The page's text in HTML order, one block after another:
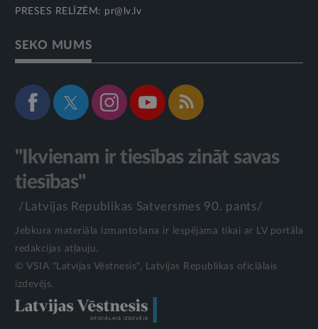
PRESES RELĪZĒM: pr@lv.lv
SEKO MUMS
"Ikvienam ir tiesības zināt savas
tiesības"
/Latvijas Republikas Satversmes 90. pants/
Jebkura materiāla izmantošana ir iespējama tikai ar LV portāla
redakcijas atļauju.
© VSIA "Latvijas Vēstnesis", Latvijas Republikas oficiālais
izdevējs.